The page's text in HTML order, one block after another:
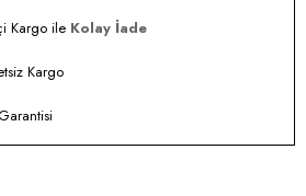
Kargo ile Kolay İade
Kargo